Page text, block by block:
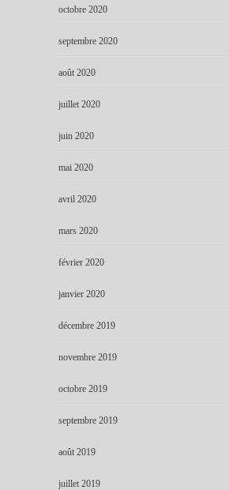
octobre 2020
septembre 2020
août 2020
juillet 2020
juin 2020
mai 2020
avril 2020
mars 2020
février 2020
janvier 2020
décembre 2019
novembre 2019
octobre 2019
septembre 2019
août 2019
juillet 2019